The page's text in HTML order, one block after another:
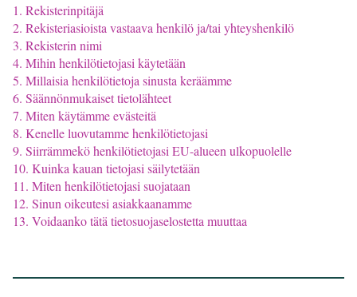
1. Rekisterinpitäjä
2. Rekisteriasioista vastaava henkilö ja/tai yhteyshenkilö
3. Rekisterin nimi
4. Mihin henkilötietojasi käytetään
5. Millaisia henkilötietoja sinusta keräämme
6. Säännönmukaiset tietolähteet
7. Miten käytämme evästeitä
8. Kenelle luovutamme henkilötietojasi
9. Siirrämmekö henkilötietojasi EU-alueen ulkopuolelle
10. Kuinka kauan tietojasi säilytetään
11. Miten henkilötietojasi suojataan
12. Sinun oikeutesi asiakkaanamme
13. Voidaanko tätä tietosuojaselostetta muuttaa